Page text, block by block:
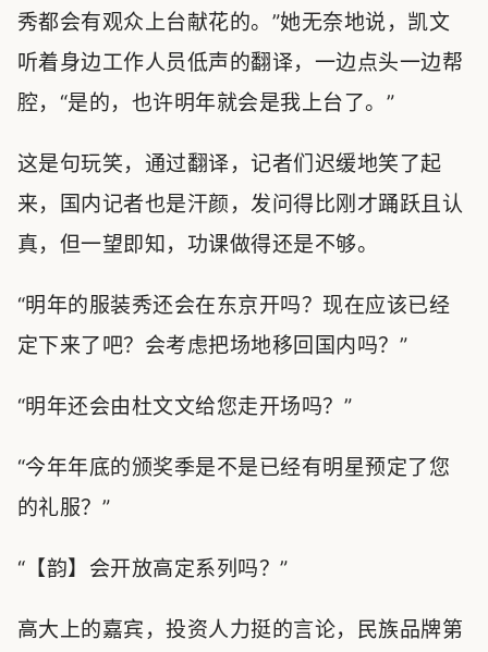
秀都会有观众上台献花的。”她无奈地说，凯文
听着身边工作人员低声的翻译，一边点头一边帮
腔，“是的，也许明年就会是我上台了。”
这是句玩笑，通过翻译，记者们迟缓地笑了起
来，国内记者也是汗颜，发问得比刚才踊跃且认
真，但一望即知，功课做得还是不够。
“明年的服装秀还会在东京开吗？现在应该已经
定下来了吧？会考虑把场地移回国内吗？”
“明年还会由杜文文给您走开场吗？”
“今年年底的颁奖季是不是已经有明星预定了您
的礼服？”
“【韵】会开放高定系列吗？”
高大上的嘉宾，投资人力挺的言论，民族品牌第